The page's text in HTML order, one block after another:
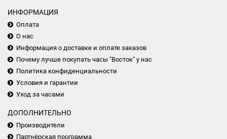
ИНФОРМАЦИЯ
Оплата
О нас
Информация о доставке и оплате заказов
Почему лучше покупать часы "Восток" у нас
Политика конфиденциальности
Условия и гарантии
Уход за часами
ДОПОЛНИТЕЛЬНО
Производители
Партнёрская программа